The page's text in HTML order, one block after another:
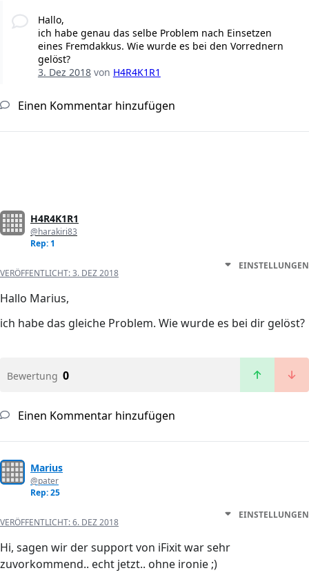
Hallo,
ich habe genau das selbe Problem nach Einsetzen
eines Fremdakkus. Wie wurde es bei den Vorrednern
gelöst?
3. Dez 2018von H4R4K1R1
Einen Kommentar hinzufügen
H4R4K1R1
@harakiri83
Rep: 1
VERÖFFENTLICHT:3. DEZ 2018
EINSTELLUNGEN
Hallo Marius,
ich habe das gleiche Problem. Wie wurde es bei dir gelöst?
Bewertung 0
Einen Kommentar hinzufügen
Marius
@pater
Rep: 25
VERÖFFENTLICHT:6. DEZ 2018
EINSTELLUNGEN
Hi, sagen wir der support von iFixit war sehr
zuvorkommend.. echt jetzt.. ohne ironie ;)